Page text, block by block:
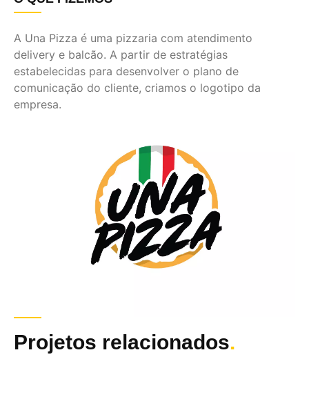
A Una Pizza é uma pizzaria com atendimento
delivery e balcão. A partir de estratégias
estabelecidas para desenvolver o plano de
comunicação do cliente, criamos o logotipo da
empresa.
Projetos relacionados.